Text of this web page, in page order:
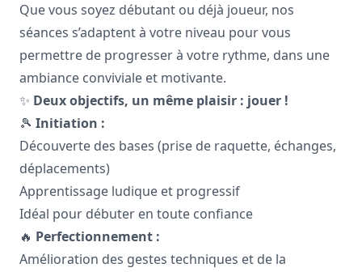
Que vous soyez débutant ou déjà joueur, nos
séances s’adaptent à votre niveau pour vous
permettre de progresser à votre rythme, dans une
ambiance conviviale et motivante.
✨ Deux objectifs, un même plaisir : jouer !
🎾 Initiation :
Découverte des bases (prise de raquette, échanges,
déplacements)
Apprentissage ludique et progressif
Idéal pour débuter en toute confiance
🔥 Perfectionnement :
Amélioration des gestes techniques et de la